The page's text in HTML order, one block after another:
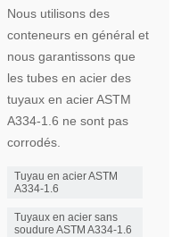
Nous utilisons des
conteneurs en général et
nous garantissons que
les tubes en acier des
tuyaux en acier ASTM
A334-1.6 ne sont pas
corrodés.
Tuyau en acier ASTM
A334-1.6
Tuyaux en acier sans
soudure ASTM A334-1.6